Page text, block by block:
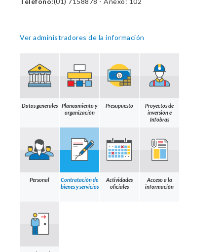
Ver administradores de la información
Datos generales
Planeamiento y
organización
Presupuesto
Proyectos de
inversión e
Infobras
Personal
Contratación de
bienes y servicios
Actividades
oficiales
Acceso a la
información